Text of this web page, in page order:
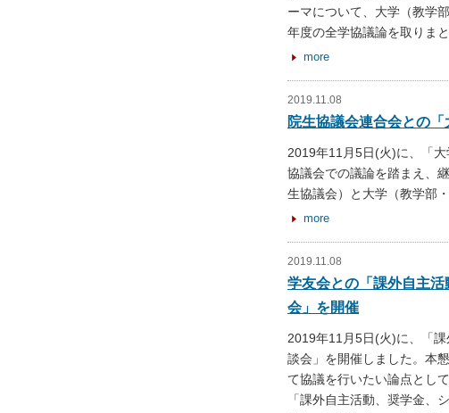
ーマについて、大学（教学
年度の全学協議論を取りまと
more
2019.11.08
院生協議会連合会との
2019年11月5日(火)に、「
協議会での議論を踏まえ、
生協議会）と大学（教学部
more
2019.11.08
学友会との「課外自主
会」を開催
2019年11月5日(火)に、「
談会」を開催しました。本
て協議を行いたい論点とし
「課外自主活動、奨学金、